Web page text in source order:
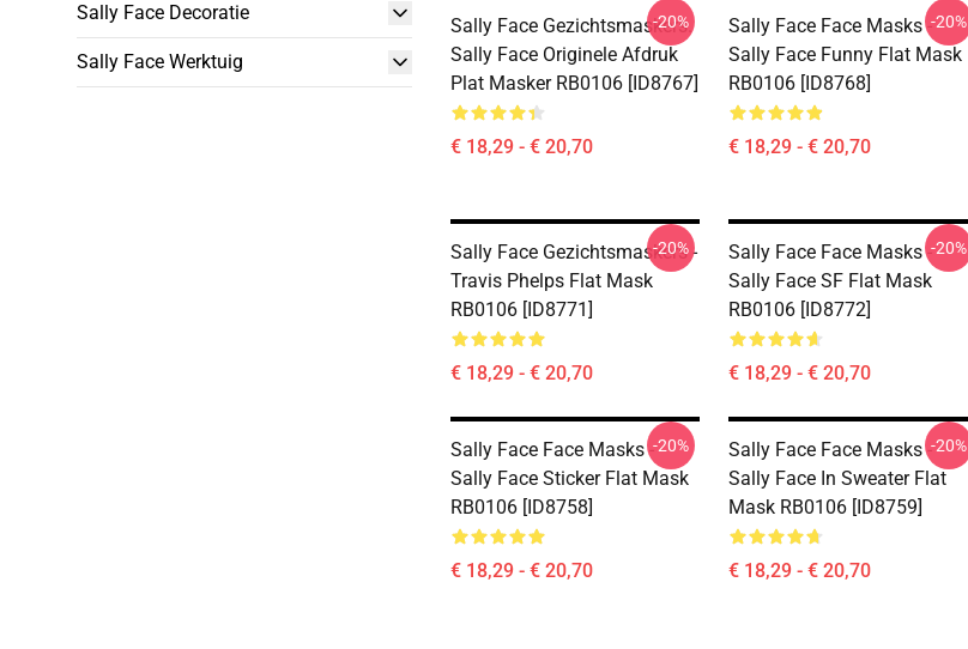
Sally Face Decoratie
Sally Face Werktuig
Sally Face Gezichtsmaskers.
Sally Face Originele Afdruk
Plat Masker RB0106 [ID8767]
€ 18,29 - € 20,70
-20%
Sally Face Face Masks -
Sally Face Funny Flat Mask
RB0106 [ID8768]
€ 18,29 - € 20,70
-20%
Sally Face Gezichtsmaskers -
Travis Phelps Flat Mask
RB0106 [ID8771]
€ 18,29 - € 20,70
-20%
Sally Face Face Masks -
Sally Face SF Flat Mask
RB0106 [ID8772]
€ 18,29 - € 20,70
-20%
Sally Face Face Masks -
Sally Face Sticker Flat Mask
RB0106 [ID8758]
€ 18,29 - € 20,70
-20%
Sally Face Face Masks -
Sally Face In Sweater Flat
Mask RB0106 [ID8759]
€ 18,29 - € 20,70
-20%